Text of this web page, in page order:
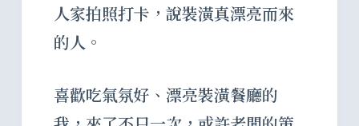
人家拍照打卡，說裝潢真漂亮而來
的人。
喜歡吃氣氛好、漂亮裝潢餐廳的